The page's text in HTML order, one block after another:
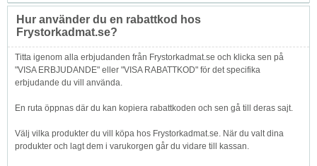
Hur använder du en rabattkod hos
Frystorkadmat.se?
Titta igenom alla erbjudanden från Frystorkadmat.se och klicka sen på
"VISA ERBJUDANDE" eller "VISA RABATTKOD" för det specifika
erbjudande du vill använda.
En ruta öppnas där du kan kopiera rabattkoden och sen gå till deras sajt.
Välj vilka produkter du vill köpa hos Frystorkadmat.se. När du valt dina
produkter och lagt dem i varukorgen går du vidare till kassan.